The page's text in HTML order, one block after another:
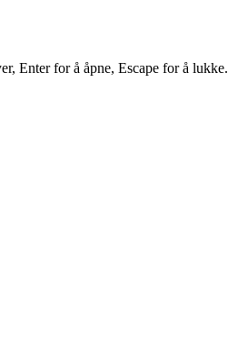
Enter for å åpne, Escape for å lukke.